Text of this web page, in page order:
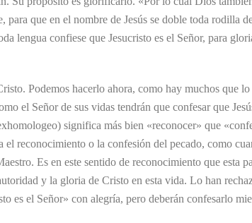
que en el nombre de Jesús se doble toda rodilla
lengua confiese que Jesucristo es el Señor, para
Podemos hacerlo ahora, como hay muchos que
el Señor de sus vidas tendrán que confesar que
significa más bien «reconocer» que
el reconocimiento o la confesión del pecado, como
Es en este sentido de reconocimiento que esta
y la gloria de Cristo en esta vida. Lo han
es el Señor» con alegría, pero deberán confesarlo